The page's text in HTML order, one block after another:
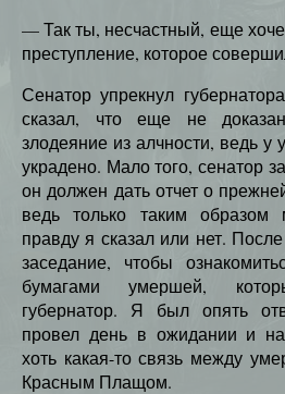
— Так ты, несчастный, еще
преступление, которое
Сенатор упрекнул
сказал, что еще не
злодеяние из алчности, ведь у
украдено. Мало того, сенатор
он должен дать отчет о
ведь только таким образом
правду я сказал или нет.
заседание, чтобы
бумагами умершей,
губернатор. Я был опять
провел день в ожидании и
хоть какая-то связь между
Красным Плащом.